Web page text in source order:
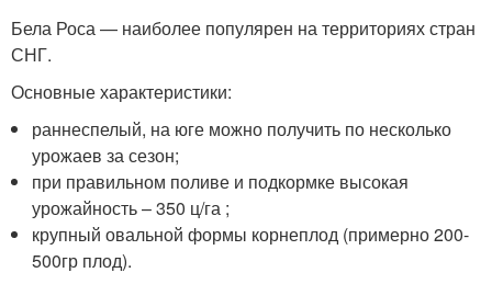
Бела Роса — наиболее популярен на территориях стран
СНГ.
Основные характеристики:
раннеспелый, на юге можно получить по несколько
урожаев за сезон;
при правильном поливе и подкормке высокая
урожайность – 350 ц/га ;
крупный овальной формы корнеплод (примерно 200-
500гр плод).